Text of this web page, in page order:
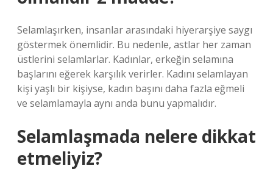
Selamlaşırken, insanlar arasındaki hiyerarşiye saygı
göstermek önemlidir. Bu nedenle, astlar her zaman
üstlerini selamlarlar. Kadınlar, erkeğin selamına
başlarını eğerek karşılık verirler. Kadını selamlayan
kişi yaşlı bir kişiyse, kadın başını daha fazla eğmeli
ve selamlamayla aynı anda bunu yapmalıdır.
Selamlaşmada nelere dikkat
etmeliyiz?